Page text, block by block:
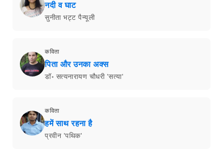
नदी व घाट
सुनीता भट्ट पैन्यूली
कविता
पिता और उनका अक्स
डॉ॰ सत्यनारायण चौधरी 'सत्या'
कविता
हमें साथ रहना है
प्रवीन 'पथिक'